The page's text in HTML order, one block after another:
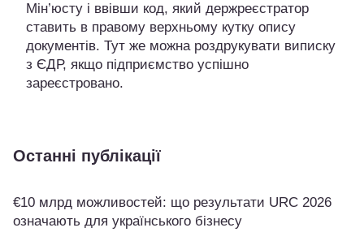
Мін’юсту і ввівши код, який держреєстратор
ставить в правому верхньому кутку опису
документів. Тут же можна роздрукувати виписку
з ЄДР, якщо підприємство успішно
зареєстровано.
Останні публікації
€10 млрд можливостей: що результати URC 2026
означають для українського бізнесу